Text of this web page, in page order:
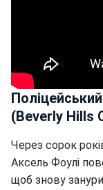
(Beverly Hills
Через сорок
Аксель Фоулі
щоб знову